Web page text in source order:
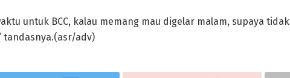
untuk BCC, kalau memang mau digelar malam, supaya tidak
tandasnya.(asr/adv)